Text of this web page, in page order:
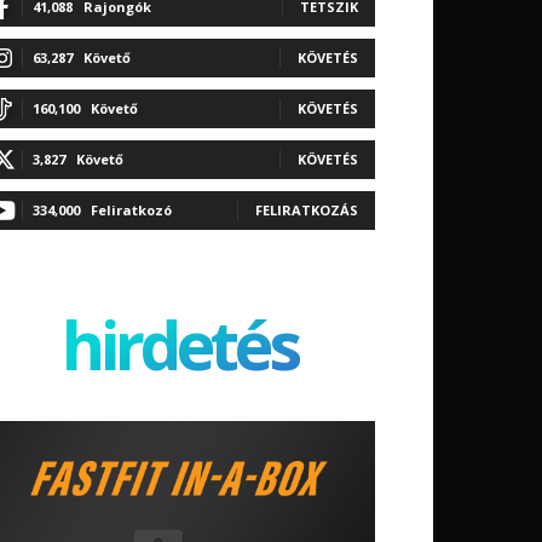
41,088 Rajongók TETSZIK
63,287 Követő KÖVETÉS
160,100 Követő KÖVETÉS
3,827 Követő KÖVETÉS
334,000 Feliratkozó FELIRATKOZÁS
hirdetés